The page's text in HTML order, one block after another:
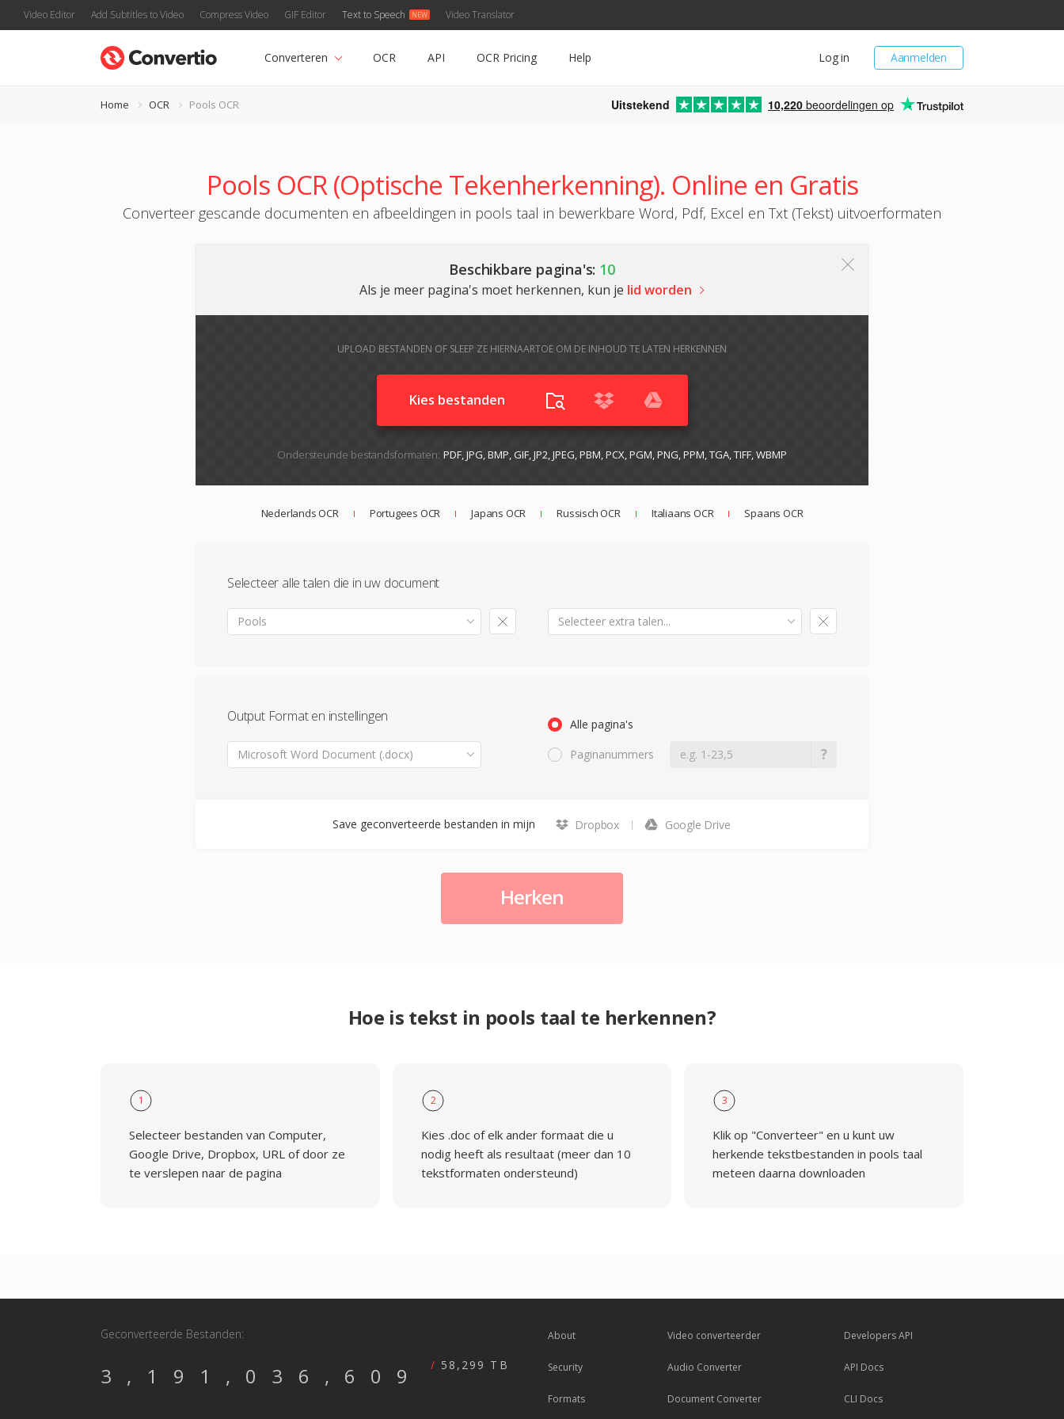
Video Editor Add Subtitles to Video Compress Video GIF Editor Text to Speech Video Translator
Aanmelden
Log in
Converteren OCR API OCR Pricing Help
Home OCR Pools OCR Uitstekend 10,220 beoordelingen op
Pools OCR (Optische Tekenherkenning). Online en Gratis
Converteer gescande documenten en afbeeldingen in pools taal in bewerkbare Word, Pdf, Excel en Txt (Tekst) uitvoerformaten
Beschikbare pagina's: 10
Als je meer pagina's moet herkennen, kun je lid worden
UPLOAD BESTANDEN OF SLEEP ZE HIERNAARTOE OM DE INHOUD TE LATEN HERKENNEN
Kies bestanden
Ondersteunde bestandsformaten: PDF, JPG, BMP, GIF, JP2, JPEG, PBM, PCX, PGM, PNG, PPM, TGA, TIFF, WBMP
Nederlands OCR Portugees OCR Japans OCR Russisch OCR Italiaans OCR Spaans OCR
Selecteer alle talen die in uw document
Pools Selecteer extra talen...
Output Format en instellingen
Microsoft Word Document (.docx)
Alle pagina's
Paginanummers
Save geconverteerde bestanden in mijn Dropbox Google Drive
Herken
Hoe is tekst in pools taal te herkennen?
1
Selecteer bestanden van Computer,
Google Drive, Dropbox, URL of door ze
te verslepen naar de pagina
2
Kies .doc of elk ander formaat die u
nodig heeft als resultaat (meer dan 10
tekstformaten ondersteund)
3
Klik op "Converteer" en u kunt uw
herkende tekstbestanden in pools taal
meteen daarna downloaden
Geconverteerde Bestanden:
3,191,036,609 58,299 TB
About
Security
Formats
Video converteerder
Audio Converter
Document Converter
Developers API
API Docs
CLI Docs